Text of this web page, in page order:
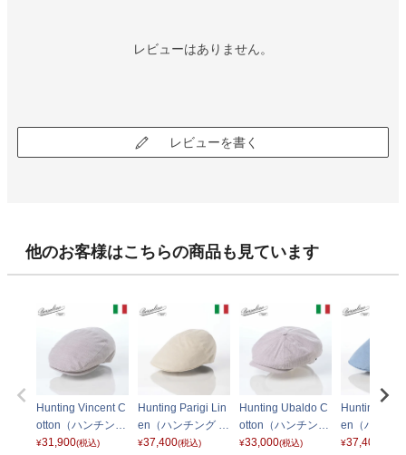
レビューはありません。
レビューを書く
他のお客様はこちらの商品も見ています
Hunting Vincent C
otton（ハンチング
ヴィンセント コッ
¥31,900(税込)
Hunting Parigi Lin
en（ハンチング パ
リギ リネン） B12
¥37,400(税込)
Hunting Ubaldo C
otton（ハンチング
ウバルド コット
¥33,000(税込)
Hunting
en（ハンチ
リギ リネン
¥37,400